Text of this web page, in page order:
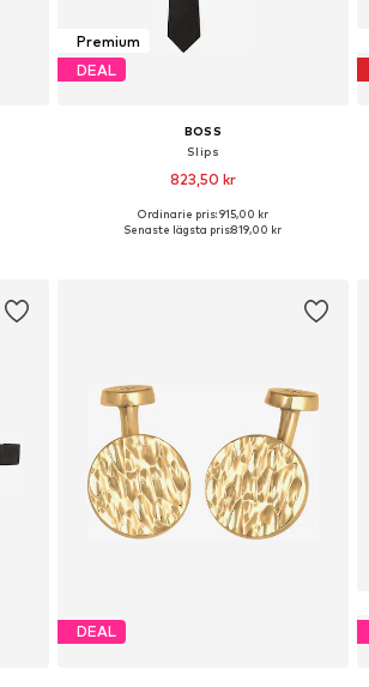
Premium
DEAL
BOSS
Slips
823,50 kr
Tillgängliga storlekar: One Size
Ordinarie pris: 915,00 kr
Senaste lägsta pris:819,00 kr
DEAL